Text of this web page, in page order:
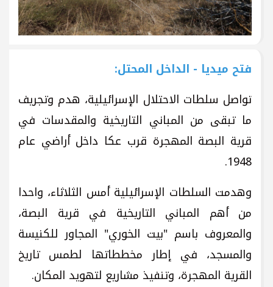
فتح ميديا - الداخل المحتل:
تواصل سلطات الاحتلال الإسرائيلية، هدم وتجريف
ما تبقى من المباني التاريخية والمقدسات في
قرية البصة المهجرة قرب عكا داخل أراضي عام
1948.
وهدمت السلطات الإسرائيلية أمس الثلاثاء، واحدا
من أهم المباني التاريخية في قرية البصة،
والمعروف باسم "بيت الخوري" المجاور للكنيسة
والمسجد، في إطار مخططاتها لطمس تاريخ
القرية المهجرة، وتنفيذ مشاريع لتهويد المكان.